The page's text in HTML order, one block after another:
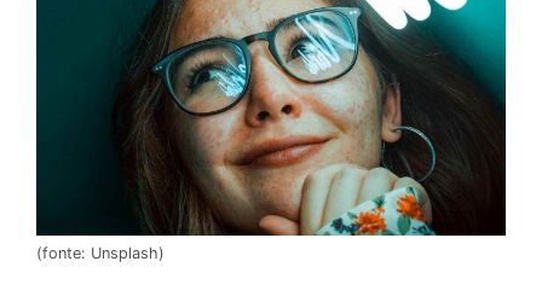
(fonte: Unsplash)